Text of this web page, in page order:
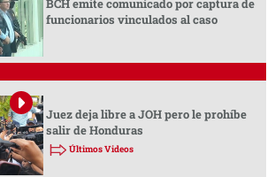
BCH emite comunicado por captura de
funcionarios vinculados al caso
Juez deja libre a JOH pero le prohíbe
salir de Honduras
Últimos Videos